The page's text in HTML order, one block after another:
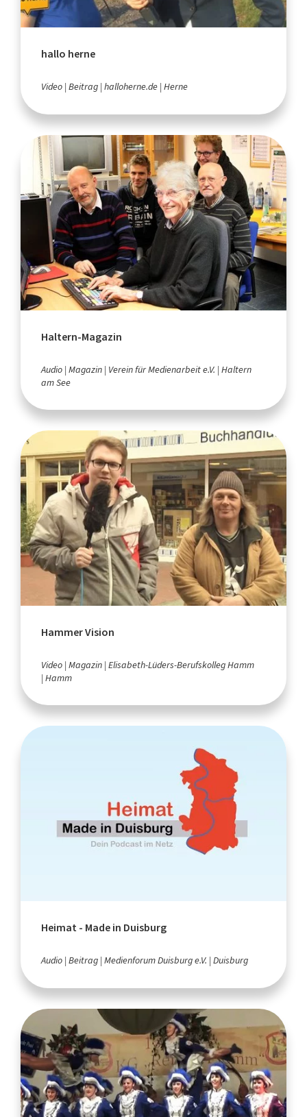
hallo herne
Video Beitrag halloherne.de Herne
Haltern-Magazin
Audio Magazin Verein für Medienarbeit e.V. Haltern
am See
Hammer Vision
Video Magazin Elisabeth-Lüders-Berufskolleg Hamm
Hamm
Heimat - Made in Duisburg
Audio Beitrag Medienforum Duisburg e.V. Duisburg